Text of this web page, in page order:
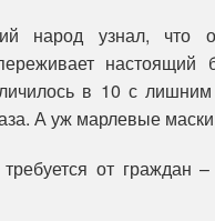
народ узнал, что
настоящий
в 10 с
А уж марлевые
от граждан